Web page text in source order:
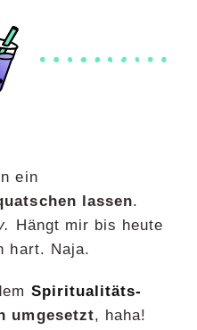
ein
lassen.
Hängt mir bis heute
hart. Naja.
Spiritualitäts-
umgesetzt, haha!